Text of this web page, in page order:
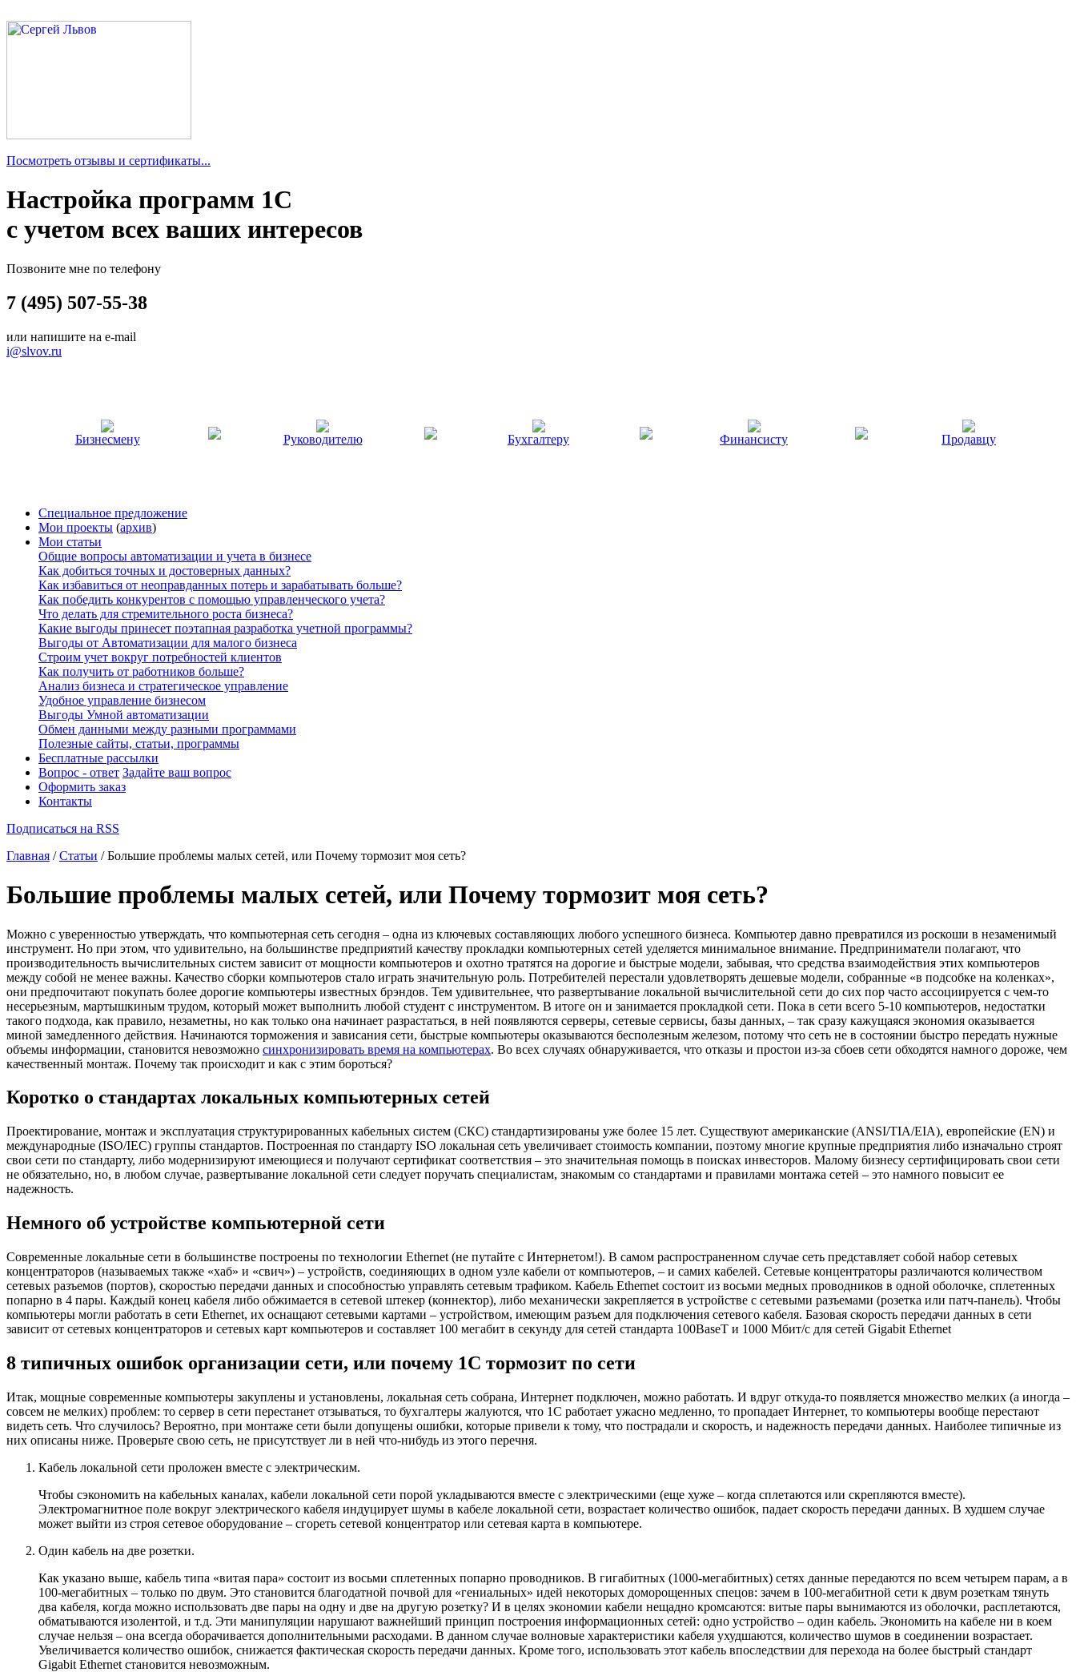
Посмотреть отзывы и сертификаты...
Настройка программ 1С
с учетом всех ваших интересов
Позвоните мне по телефону
7 (495) 507-55-38
или напишите на e-mail
i@slvov.ru
Бизнесмену Руководителю Бухгалтеру Финансисту Продавцу
Специальное предложение
Мои проекты (архив)
Мои статьи
Общие вопросы автоматизации и учета в бизнесе
Как добиться точных и достоверных данных?
Как избавиться от неоправданных потерь и зарабатывать больше?
Как победить конкурентов с помощью управленческого учета?
Что делать для стремительного роста бизнеса?
Какие выгоды принесет поэтапная разработка учетной программы?
Выгоды от Автоматизации для малого бизнеса
Строим учет вокруг потребностей клиентов
Как получить от работников больше?
Анализ бизнеса и стратегическое управление
Удобное управление бизнесом
Выгоды Умной автоматизации
Обмен данными между разными программами
Полезные сайты, статьи, программы
Бесплатные рассылки
Вопрос - ответ Задайте ваш вопрос
Оформить заказ
Контакты
Подписаться на RSS
Главная /Статьи / Большие проблемы малых сетей, или Почему тормозит моя сеть?
Большие проблемы малых сетей, или Почему тормозит моя сеть?
Можно с уверенностью утверждать, что компьютерная сеть сегодня – одна из ключевых составляющих любого успешного бизнеса. Компьютер давно превратился из роскоши в незаменимый
инструмент. Но при этом, что удивительно, на большинстве предприятий качеству прокладки компьютерных сетей уделяется минимальное внимание. Предприниматели полагают, что
производительность вычислительных систем зависит от мощности компьютеров и охотно тратятся на дорогие и быстрые модели, забывая, что средства взаимодействия этих компьютеров
между собой не менее важны. Качество сборки компьютеров стало играть значительную роль. Потребителей перестали удовлетворять дешевые модели, собранные «в подсобке на коленках»,
они предпочитают покупать более дорогие компьютеры известных брэндов. Тем удивительнее, что развертывание локальной вычислительной сети до сих пор часто ассоциируется с чем-то
несерьезным, мартышкиным трудом, который может выполнить любой студент с инструментом. В итоге он и занимается прокладкой сети. Пока в сети всего 5-10 компьютеров, недостатки
такого подхода, как правило, незаметны, но как только она начинает разрастаться, в ней появляются серверы, сетевые сервисы, базы данных, – так сразу кажущаяся экономия оказывается
миной замедленного действия. Начинаются торможения и зависания сети, быстрые компьютеры оказываются бесполезным железом, потому что сеть не в состоянии быстро передать нужные
объемы информации, становится невозможно синхронизировать время на компьютерах. Во всех случаях обнаруживается, что отказы и простои из-за сбоев сети обходятся намного дороже, чем
качественный монтаж. Почему так происходит и как с этим бороться?
Коротко о стандартах локальных компьютерных сетей
Проектирование, монтаж и эксплуатация структурированных кабельных систем (СКС) стандартизированы уже более 15 лет. Существуют американские (ANSI/TIA/EIA), европейские (EN) и
международные (ISO/IEC) группы стандартов. Построенная по стандарту ISO локальная сеть увеличивает стоимость компании, поэтому многие крупные предприятия либо изначально строят
свои сети по стандарту, либо модернизируют имеющиеся и получают сертификат соответствия – это значительная помощь в поисках инвесторов. Малому бизнесу сертифицировать свои сети
не обязательно, но, в любом случае, развертывание локальной сети следует поручать специалистам, знакомым со стандартами и правилами монтажа сетей – это намного повысит ее
надежность.
Немного об устройстве компьютерной сети
Современные локальные сети в большинстве построены по технологии Ethernet (не путайте с Интернетом!). В самом распространенном случае сеть представляет собой набор сетевых
концентраторов (называемых также «хаб» и «свич») – устройств, соединяющих в одном узле кабели от компьютеров, – и самих кабелей. Сетевые концентраторы различаются количеством
сетевых разъемов (портов), скоростью передачи данных и способностью управлять сетевым трафиком. Кабель Ethernet состоит из восьми медных проводников в одной оболочке, сплетенных
попарно в 4 пары. Каждый конец кабеля либо обжимается в сетевой штекер (коннектор), либо механически закрепляется в устройстве с сетевыми разъемами (розетка или патч-панель). Чтобы
компьютеры могли работать в сети Ethernet, их оснащают сетевыми картами – устройством, имеющим разъем для подключения сетевого кабеля. Базовая скорость передачи данных в сети
зависит от сетевых концентраторов и сетевых карт компьютеров и составляет 100 мегабит в секунду для сетей стандарта 100BaseT и 1000 Мбит/с для сетей Gigabit Ethernet
8 типичных ошибок организации сети, или почему 1С тормозит по сети
Итак, мощные современные компьютеры закуплены и установлены, локальная сеть собрана, Интернет подключен, можно работать. И вдруг откуда-то появляется множество мелких (а иногда –
совсем не мелких) проблем: то сервер в сети перестанет отзываться, то бухгалтеры жалуются, что 1С работает ужасно медленно, то пропадает Интернет, то компьютеры вообще перестают
видеть сеть. Что случилось? Вероятно, при монтаже сети были допущены ошибки, которые привели к тому, что пострадали и скорость, и надежность передачи данных. Наиболее типичные из
них описаны ниже. Проверьте свою сеть, не присутствует ли в ней что-нибудь из этого перечня.
Кабель локальной сети проложен вместе с электрическим.
Чтобы сэкономить на кабельных каналах, кабели локальной сети порой укладываются вместе с электрическими (еще хуже – когда сплетаются или скрепляются вместе).
Электромагнитное поле вокруг электрического кабеля индуцирует шумы в кабеле локальной сети, возрастает количество ошибок, падает скорость передачи данных. В худшем случае
может выйти из строя сетевое оборудование – сгореть сетевой концентратор или сетевая карта в компьютере.
Один кабель на две розетки.
Как указано выше, кабель типа «витая пара» состоит из восьми сплетенных попарно проводников. В гигабитных (1000-мегабитных) сетях данные передаются по всем четырем парам, а в
100-мегабитных – только по двум. Это становится благодатной почвой для «гениальных» идей некоторых доморощенных спецов: зачем в 100-мегабитной сети к двум розеткам тянуть
два кабеля, когда можно использовать две пары на одну и две на другую розетку? И в целях экономии кабели нещадно кромсаются: витые пары вынимаются из оболочки, расплетаются,
обматываются изолентой, и т.д. Эти манипуляции нарушают важнейший принцип построения информационных сетей: одно устройство – один кабель. Экономить на кабеле ни в коем
случае нельзя – она всегда оборачивается дополнительными расходами. В данном случае волновые характеристики кабеля ухудшаются, количество шумов в соединении возрастает.
Увеличивается количество ошибок, снижается фактическая скорость передачи данных. Кроме того, использовать этот кабель впоследствии для перехода на более быстрый стандарт
Gigabit Ethernet становится невозможным.